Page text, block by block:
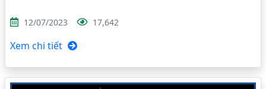
12/07/2023 17,642
Xem chi tiết